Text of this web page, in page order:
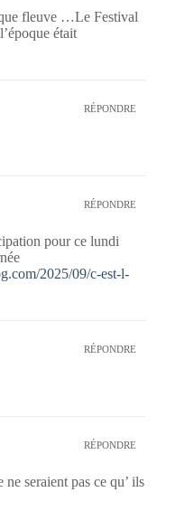
fleuve …Le Festival
était
RÉPONDRE
RÉPONDRE
pour ce lundi
2025/09/c-est-l-
RÉPONDRE
RÉPONDRE
seraient pas ce qu’ ils